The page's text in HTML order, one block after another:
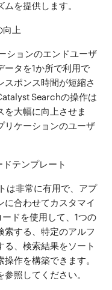
を提供します。
向上
ションのエンドユーザ
ータを1か所で利用で
スポンス時間が短縮さ
Searchの操作は
を大幅に向上させま
リケーションのユーザ
テンプレート
は非常に有用で、アプ
に合わせてカスタマイ
ドを使用して、1つの
索する、特定のアルフ
る、検索結果をソート
作を構築できます。
参照してください。